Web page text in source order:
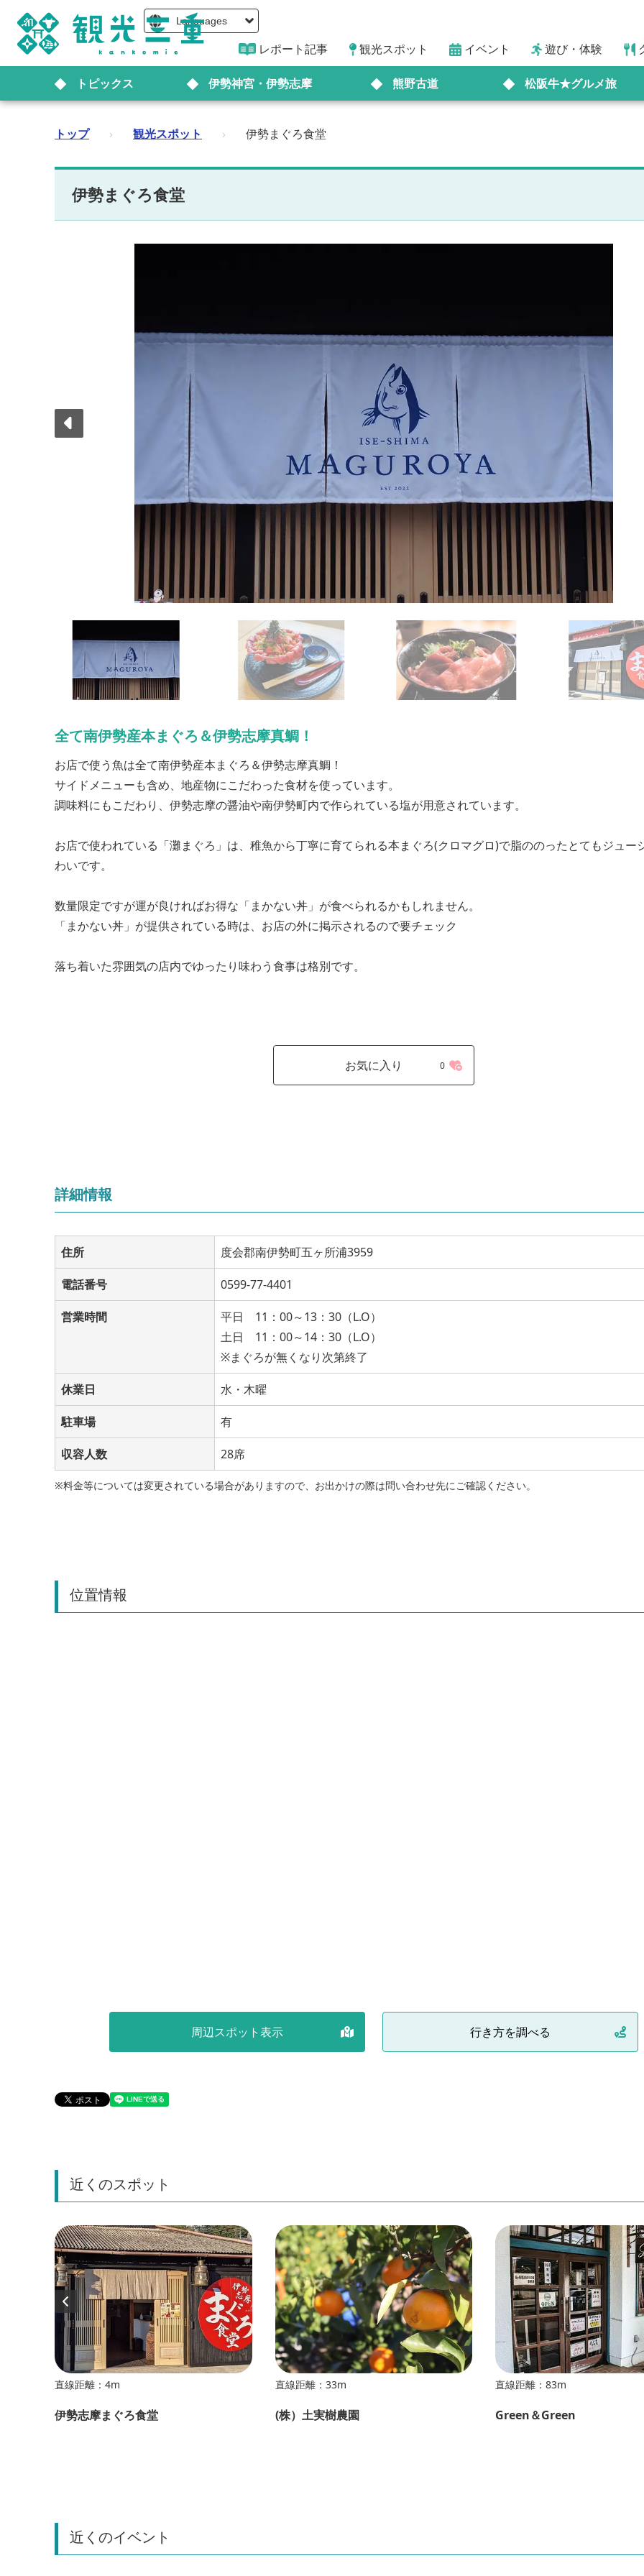
Languages
レポート記事 観光スポット イベント 遊び・体験
トピックス 伊勢神宮・伊勢志摩 熊野古道 松阪牛★グルメ旅
トップ › 観光スポット › 伊勢まぐろ食堂
伊勢まぐろ食堂
全て南伊勢産本まぐろ＆伊勢志摩真鯛！
お店で使う魚は全て南伊勢産本まぐろ＆伊勢志摩真鯛！
サイドメニューも含め、地産物にこだわった食材を使っています。
調味料にもこだわり、伊勢志摩の醤油や南伊勢町内で作られている塩が用意されています。
お店で使われている「灘まぐろ」は、稚魚から丁寧に育てられる本まぐろ(クロマグロ)で脂ののったとてもジュー
わいです。
数量限定ですが運が良ければお得な「まかない丼」が食べられるかもしれません。
「まかない丼」が提供されている時は、お店の外に掲示されるので要チェック
落ち着いた雰囲気の店内でゆったり味わう食事は格別です。
お気に入り 0
詳細情報
住所 度会郡南伊勢町五ヶ所浦3959
電話番号 0599-77-4401
営業時間
平日 11：00～13：30（L.O）
土日 11：00～14：30（L.O）
※まぐろが無くなり次第終了
休業日 水・木曜
駐車場 有
収容人数 28席
※料金等については変更されている場合がありますので、お出かけの際は問い合わせ先にご確認ください。
位置情報
周辺スポット表示 行き方を調べる
近くのスポット
直線距離：4m
伊勢志摩まぐろ食堂
直線距離：33m
(株）土実樹農園
直線距離：83m
Green＆Green
近くのイベント